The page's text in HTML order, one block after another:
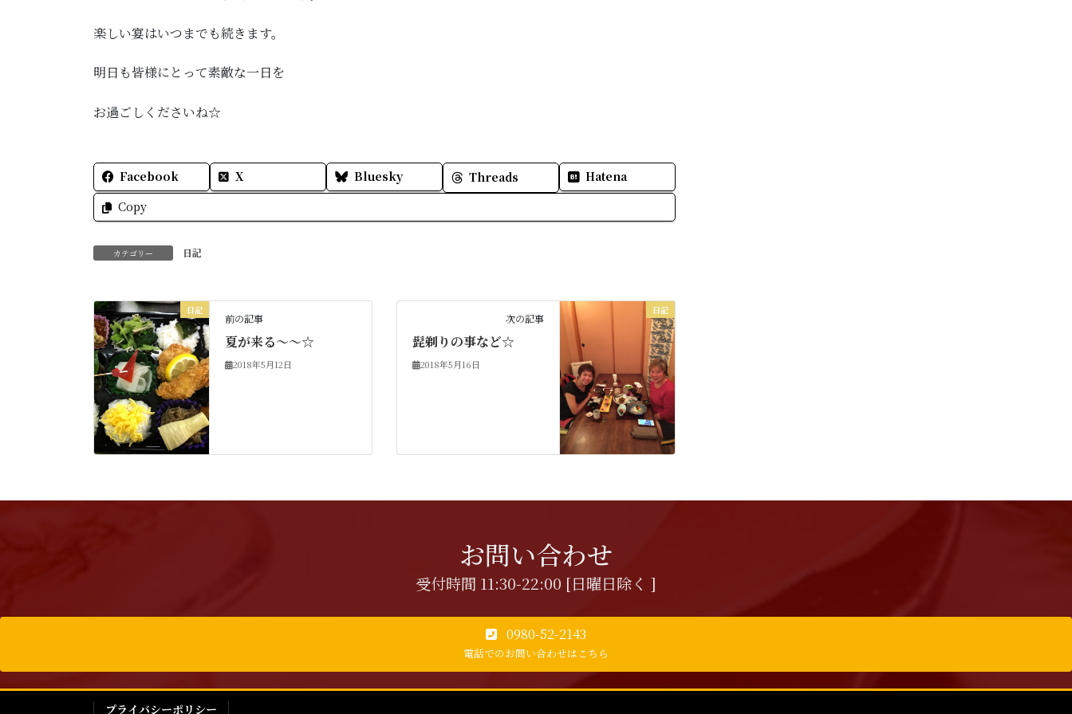
楽しい宴はいつまでも続きます。
明日も皆様にとって素敵な一日を
お過ごしくださいね☆
Facebook X Bluesky Threads
Hatena
Copy
カテゴリー 日記
日記
前の記事
夏が来る〜〜☆
2018年5月12日
日記
次の記事
髭剃りの事など☆
2018年5月16日
お問い合わせ
受付時間 11:30-22:00 [日曜日除く ]
0980-52-2143
電話でのお問い合わせはこちら
プライバシーポリシー